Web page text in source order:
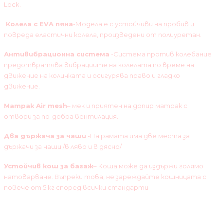
Lock.
Колела с EVA пяна-Модела е с устойчиви на пробив и
повреда еластични колела, произведени от полиуретан.
Антивибрационна система -Система против колебание
предотвратява вибрациите на колелата по време на
движение на количката и осигурява право и гладко
движение.
Матрак Air mesh– мек и приятен на допир матрак с
отвори за по-добра вентилация.
Два държача за чаши -На рамата има две места за
държачи за чаши /в ляво и в дясно/
Устойчив кош за багаж– Коша може да издържи голямо
натоварване. Въпреки това, не зареждайте кошницата с
повече от 5 кг според всички стандарти